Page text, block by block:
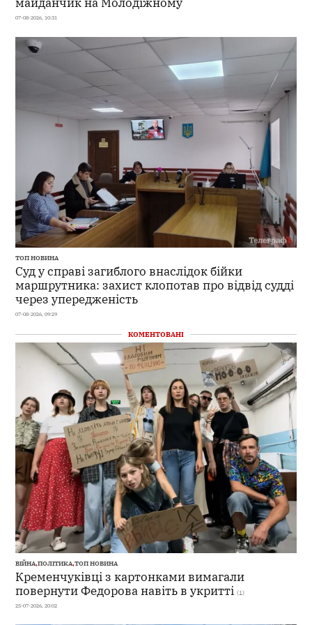
07-08-2026, 10:31
ТОП НОВИНА
Суд у справі загиблого внаслідок бійки
маршрутника: захист клопотав про відвід судді
через упередженість
07-08-2026, 09:29
КОМЕНТОВАНІ
ВІЙНА,ПОЛІТИКА,ТОП НОВИНА
Кременчуківці з картонками вимагали
повернути Федорова навіть в укритті (1)
25-07-2026, 20:02